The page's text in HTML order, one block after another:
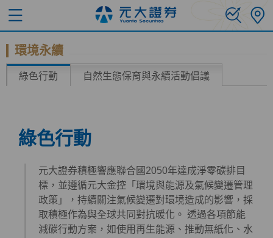
環境永續
綠色行動 自然生態保育與永續活動倡議
綠色行動
元大證券積極響應聯合國2050年達成淨零碳排目
標，並遵循元大金控「環境與能源及氣候變遷管理
政策」，持續關注氣候變遷對環境造成的影響，採
取積極作為與全球共同對抗暖化。 透過各項節能
減碳行動方案，如使用再生能源、推動無紙化、水